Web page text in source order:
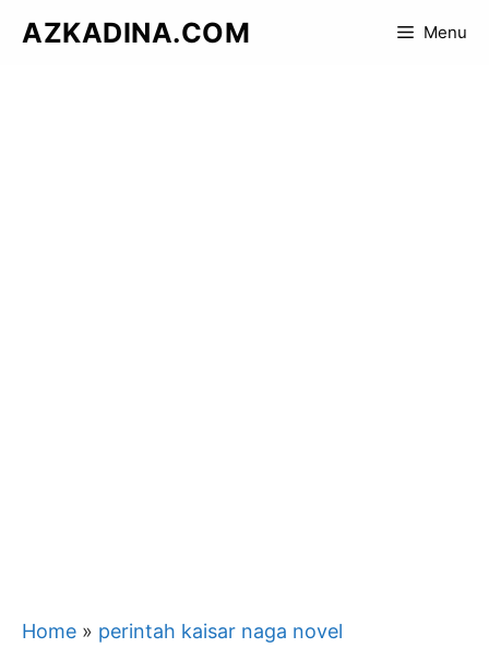
AZKADINA.COM Menu
Home » perintah kaisar naga novel